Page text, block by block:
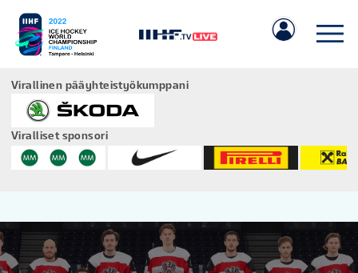
Virallinen pääyhteistyökumppani
Viralliset sponsori
PELIT